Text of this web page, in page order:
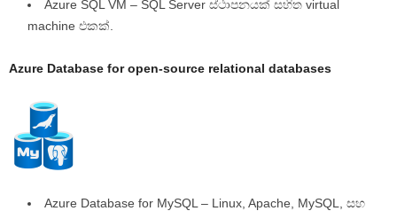
Azure SQL VM – SQL Server ස්ථාපනයක් සහිත virtual
machine එකක්.
Azure Database for open-source relational databases
Azure Database for MySQL – Linux, Apache, MySQL, සහ